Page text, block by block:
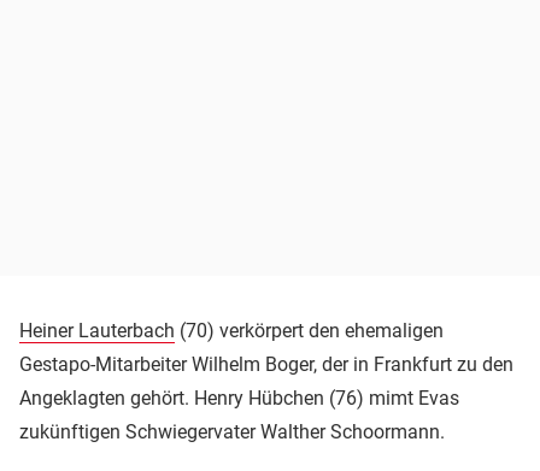
Heiner Lauterbach (70) verkörpert den ehemaligen
Gestapo-Mitarbeiter Wilhelm Boger, der in Frankfurt zu den
Angeklagten gehört. Henry Hübchen (76) mimt Evas
zukünftigen Schwiegervater Walther Schoormann.